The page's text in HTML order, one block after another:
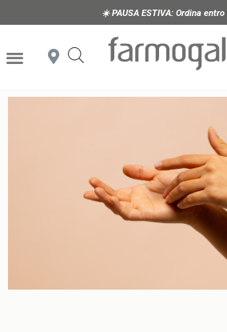
☀️PAUSA ESTIVA: Ordina